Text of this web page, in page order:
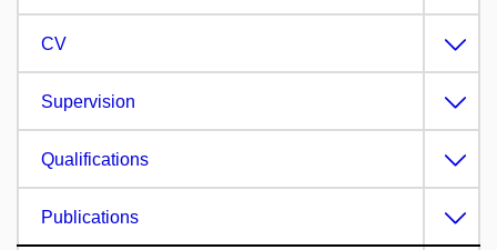
CV
Supervision
Qualifications
Publications